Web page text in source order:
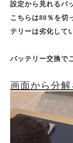
設定から見れるバ
こちらは80％を切
テリーは劣化して
バッテリー交換で
画面から分解